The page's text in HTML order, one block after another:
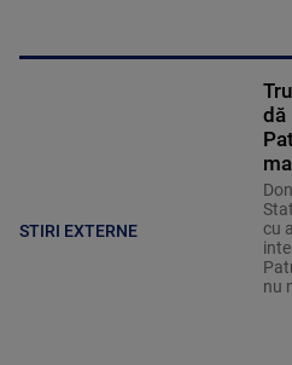
STIRI EXTERNE
dă
cu
nu